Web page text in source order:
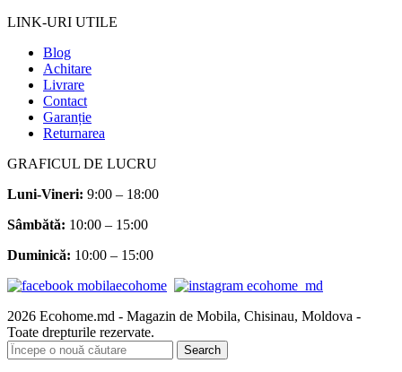
LINK-URI UTILE
Blog
Achitare
Livrare
Contact
Garanție
Returnarea
GRAFICUL DE LUCRU
Luni-Vineri: 9:00 – 18:00
Sâmbătă: 10:00 – 15:00
Duminică: 10:00 – 15:00
2026 Ecohome.md - Magazin de Mobila, Chisinau, Moldova -
Toate drepturile rezervate.
Search